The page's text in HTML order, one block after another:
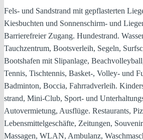
Fels- und Sandstrand mit gepflasterten
Kiesbuchten und Sonnenschirm- und
Barrierefreier Zugang. Hundestrand.
Tauchzentrum, Bootsverleih, Segeln,
Bootshafen mit Slipanlage,
Tennis, Tischtennis, Basket-, Volley- und
Badminton, Boccia, Fahrradverleih.
strand, Mini-Club, Sport- und
Autovermietung, Ausflüge. Restaurants,
Lebensmittelgeschäfte, Zeitungen,
Massagen, WLAN, Ambulanz,